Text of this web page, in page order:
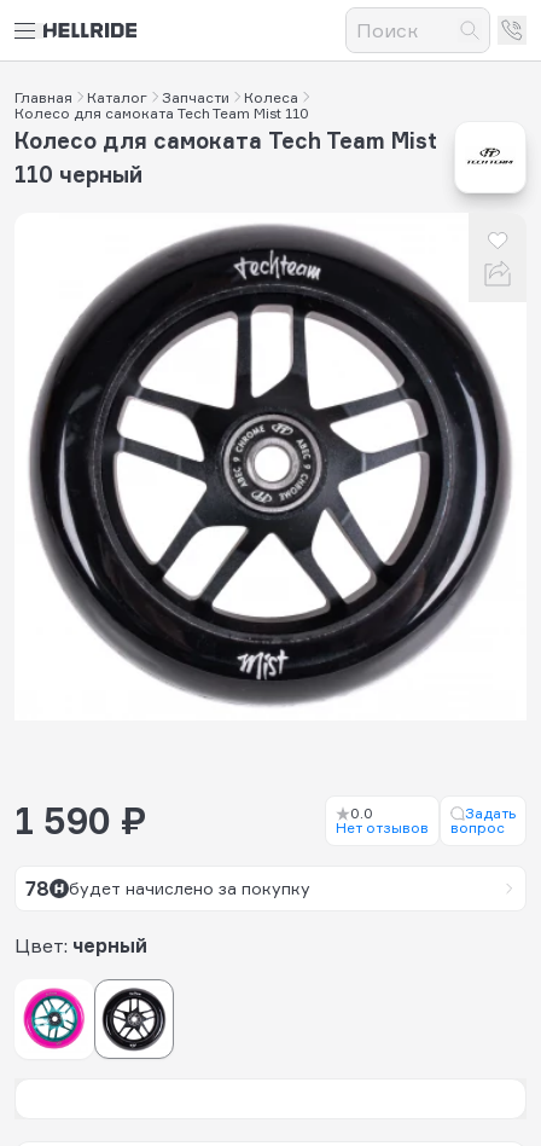
Главная Каталог Запчасти
Колеса
Колесо для самоката Tech Team Mist 110
Колесо для самоката Tech Team Mist
110 черный
Цвет: черный
1 590 ₽
0.0
Нет отзывов
Задать
вопрос
78 будет начислено за покупку